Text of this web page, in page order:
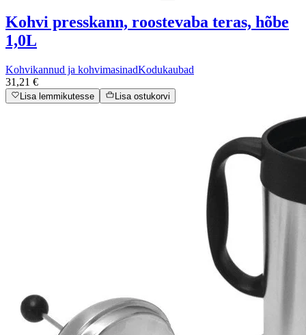
Kohvi presskann, roostevaba teras, hõbe
1,0L
Kohvikannud ja kohvimasinadKodukaubad
31,21 €
Lisa lemmikutesse Lisa ostukorvi